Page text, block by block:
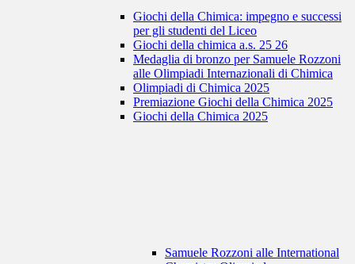
Giochi della Chimica: impegno e successi
per gli studenti del Liceo
Giochi della chimica a.s. 25 26
Medaglia di bronzo per Samuele Rozzoni
alle Olimpiadi Internazionali di Chimica
Olimpiadi di Chimica 2025
Premiazione Giochi della Chimica 2025
Giochi della Chimica 2025
Samuele Rozzoni alle International